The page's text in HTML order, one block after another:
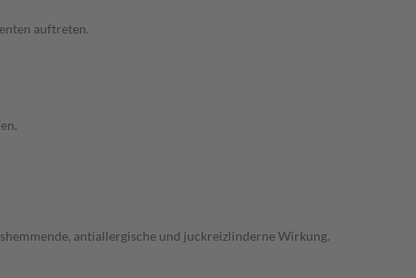
auftreten.
antiallergische und juckreizlinderne Wirkung.